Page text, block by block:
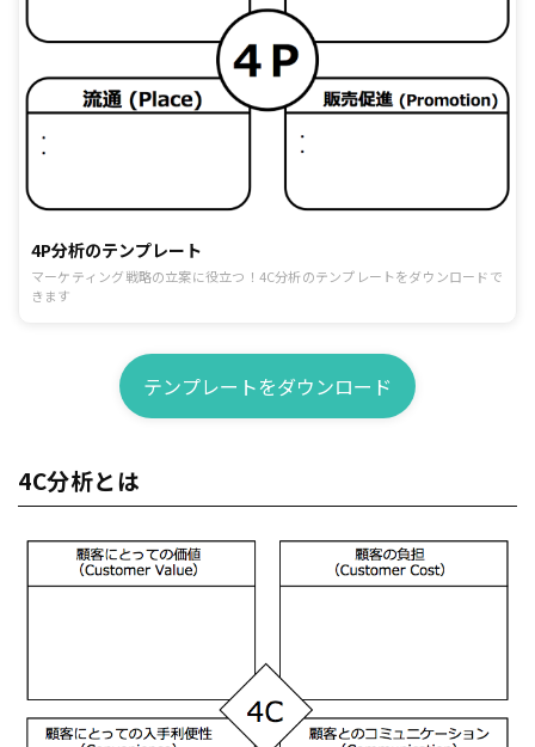
4P分析のテンプレート
マーケティング戦略の立案に役立つ！4C分析のテンプレートをダウンロードで
きます
テンプレートをダウンロード
4C分析とは